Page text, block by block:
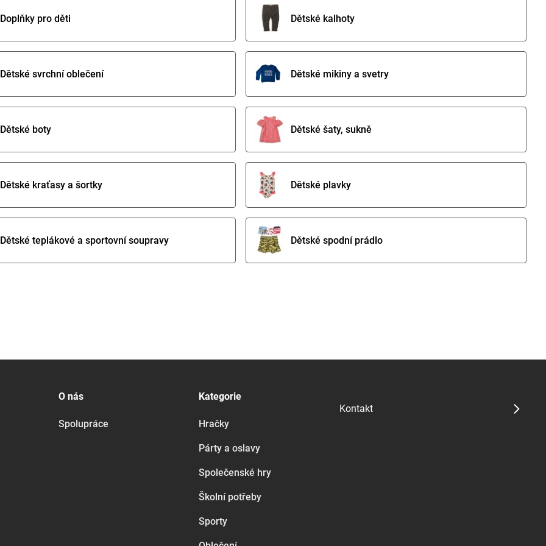
Doplňky pro děti Dětské kalhoty
Dětské svrchní oblečení Dětské mikiny a svetry
Dětské boty Dětské šaty, sukně
Dětské kraťasy a šortky Dětské plavky
Dětské teplákové a sportovní soupravy Dětské spodní prádlo
O nás
Spolupráce
Kategorie
Hračky
Párty a oslavy
Společenské hry
Školní potřeby
Sporty
Kontakt